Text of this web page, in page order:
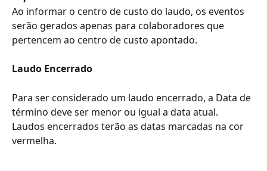
Ao informar o centro de custo do laudo, os eventos
serão gerados apenas para colaboradores que
pertencem ao centro de custo apontado.
Laudo Encerrado
Para ser considerado um laudo encerrado, a Data de
término deve ser menor ou igual a data atual.
Laudos encerrados terão as datas marcadas na cor
vermelha.